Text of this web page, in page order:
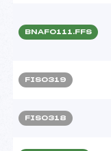
BNAF0111.FFS
FIS0319
FIS0318